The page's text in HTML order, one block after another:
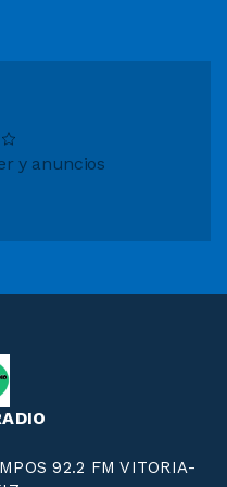
y anuncios
92.2 FM VITORIA-